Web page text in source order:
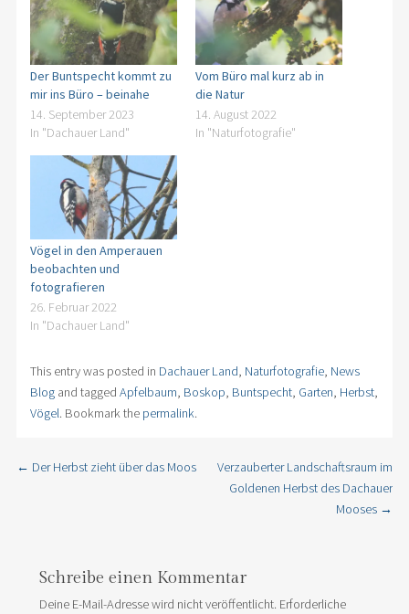
Der Buntspecht kommt zu
mir ins Büro – beinahe
14. September 2023
In "Dachauer Land"
Vom Büro mal kurz ab in
die Natur
14. August 2022
In "Naturfotografie"
Vögel in den Amperauen
beobachten und
fotografieren
26. Februar 2022
In "Dachauer Land"
This entry was posted in Dachauer Land, Naturfotografie, News
Blogand tagged Apfelbaum, Boskop, Buntspecht, Garten, Herbst,
Vögel. Bookmark the permalink.
Post navigation
← Der Herbst zieht über das Moos
Verzauberter Landschaftsraum im
Goldenen Herbst des Dachauer
Mooses →
Schreibe einen Kommentar
Deine E-Mail-Adresse wird nicht veröffentlicht. Erforderliche